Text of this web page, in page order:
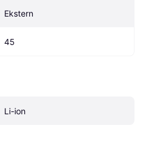
Ekstern
45
Li-ion